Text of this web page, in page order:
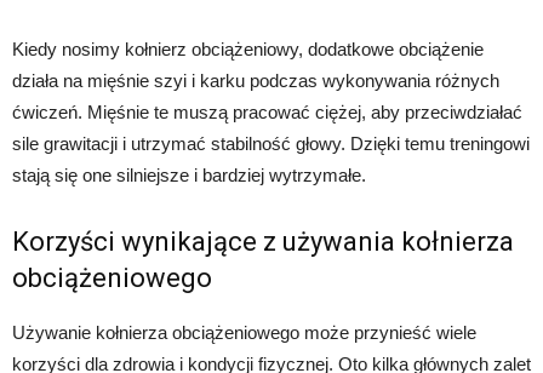
Kiedy nosimy kołnierz obciążeniowy, dodatkowe obciążenie
działa na mięśnie szyi i karku podczas wykonywania różnych
ćwiczeń. Mięśnie te muszą pracować ciężej, aby przeciwdziałać
sile grawitacji i utrzymać stabilność głowy. Dzięki temu treningowi
stają się one silniejsze i bardziej wytrzymałe.
Korzyści wynikające z używania kołnierza
obciążeniowego
Używanie kołnierza obciążeniowego może przynieść wiele
korzyści dla zdrowia i kondycji fizycznej. Oto kilka głównych zalet